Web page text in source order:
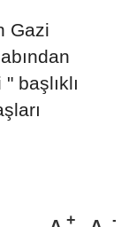
Gazi
başlıklı